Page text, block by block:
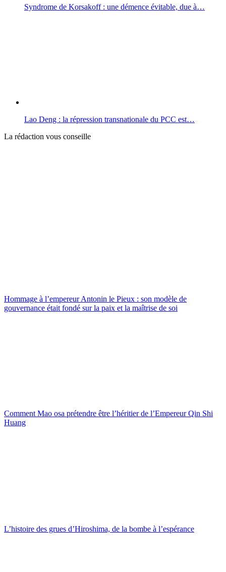
Syndrome de Korsakoff : une démence évitable, due à…
Lao Deng : la répression transnationale du PCC est…
La rédaction vous conseille
Hommage à l’empereur Antonin le Pieux : son modèle de
gouvernance était fondé sur la paix et la maîtrise de soi
Comment Mao osa prétendre être l’héritier de l’Empereur Qin Shi
Huang
L’histoire des grues d’Hiroshima, de la bombe à l’espérance